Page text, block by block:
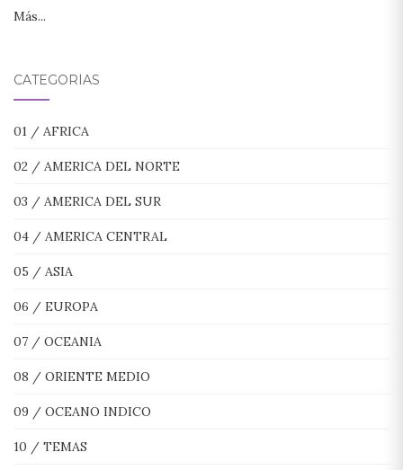
Más...
CATEGORÍAS
01 / AFRICA
02 / AMERICA DEL NORTE
03 / AMERICA DEL SUR
04 / AMERICA CENTRAL
05 / ASIA
06 / EUROPA
07 / OCEANIA
08 / ORIENTE MEDIO
09 / OCEANO INDICO
10 / TEMAS